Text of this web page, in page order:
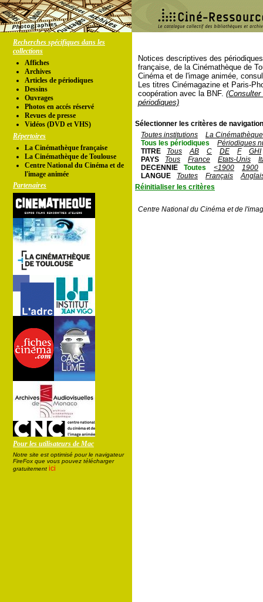
Recherches spécifiques dans les
collections
Affiches
Archives
Articles de périodiques
Dessins
Ouvrages
Photos en accés réservé
Revues de presse
Vidéos (DVD et VHS)
Répertoires
La Cinémathèque française
La Cinémathèque de Toulouse
Centre National du Cinéma et de
l'image animée
Partenaires
Pour les utilisateurs de Mac
Notre site est optimisé pour le navigateur
FireFox que vous pouvez télécharger
gratuitement ici
Notices descriptives des
française, de la Cinémathèque de
Cinéma et de l'image animée,
Les titres Cinémagazine et Paris-
coopération avec la BNF.
périodiques)
Sélectionner les critères de
Toutes institutions
La
Tous les périodiques
Périodiques
TITRE
Tous AB C DE F
GHI
PAYS
Tous France Etats-Unis
DECENNIE
Toutes <1900
1900
LANGUE
Toutes Français
Réinitialiser les critères
Centre National du Cinéma et de